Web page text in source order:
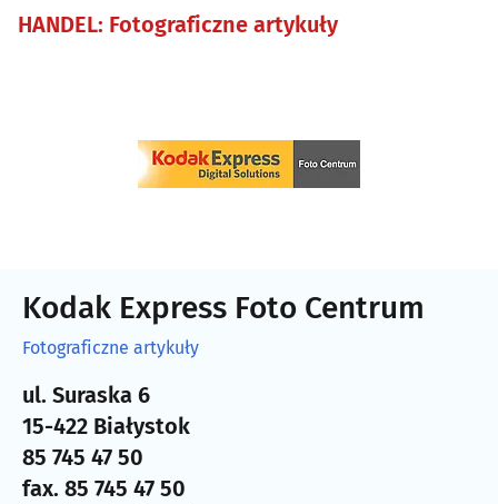
HANDEL: Fotograficzne artykuły
Kodak Express Foto Centrum
Fotograficzne artykuły
ul. Suraska 6
15-422 Białystok
85 745 47 50
fax. 85 745 47 50